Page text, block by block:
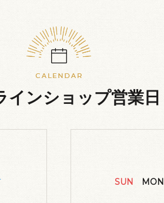
インショップ営業日
SUN MON